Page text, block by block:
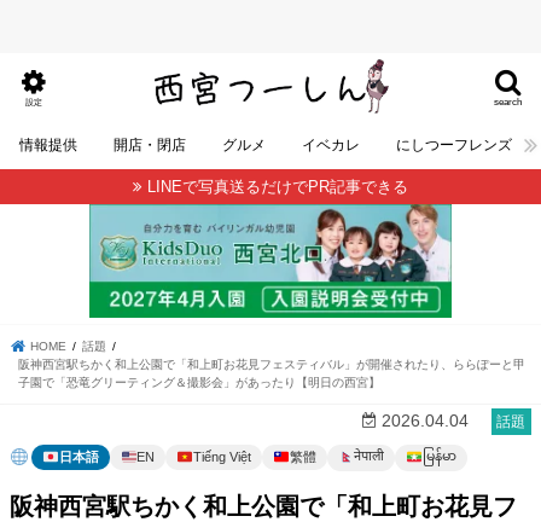
search
設定
情報提供 開店・閉店 グルメ イベカレ にしつーフレンズ
LINEで写真送るだけでPR記事できる
HOME
話題
阪神西宮駅ちかく和上公園で「和上町お花見フェスティバル」が開催されたり、ららぽーと甲
子園で「恐竜グリーティング＆撮影会」があったり【明日の西宮】
話題
2026.04.04
日本語 EN Tiếng Việt 繁體 नेपाली မြန်မာ
阪神西宮駅ちかく和上公園で「和上町お花見フ